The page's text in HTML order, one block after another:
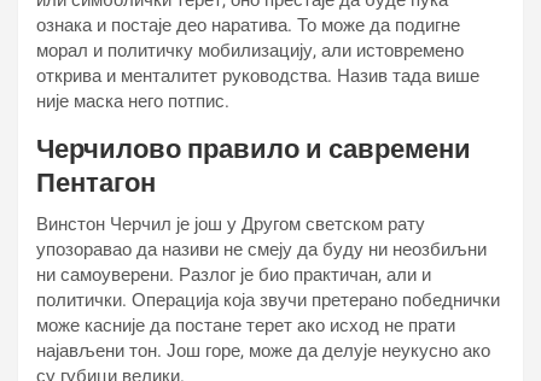
ознака и постаје део наратива. То може да подигне
морал и политичку мобилизацију, али истовремено
открива и менталитет руководства. Назив тада више
није маска него потпис.
Черчилово правило и савремени
Пентагон
Винстон Черчил је још у Другом светском рату
упозоравао да називи не смеју да буду ни неозбиљни
ни самоуверени. Разлог је био практичан, али и
политички. Операција која звучи претерано победнички
може касније да постане терет ако исход не прати
најављени тон. Још горе, може да делује неукусно ако
су губици велики.